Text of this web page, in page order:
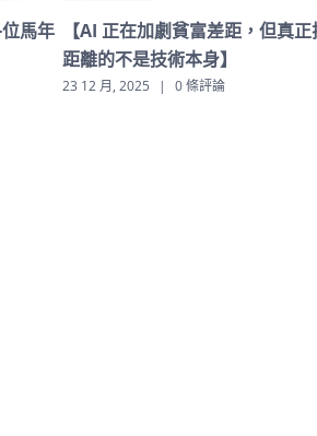
貧富差距，但真正拉開
術本身】
0 條評論
深度與速度的
（CSO）將成
幕僚